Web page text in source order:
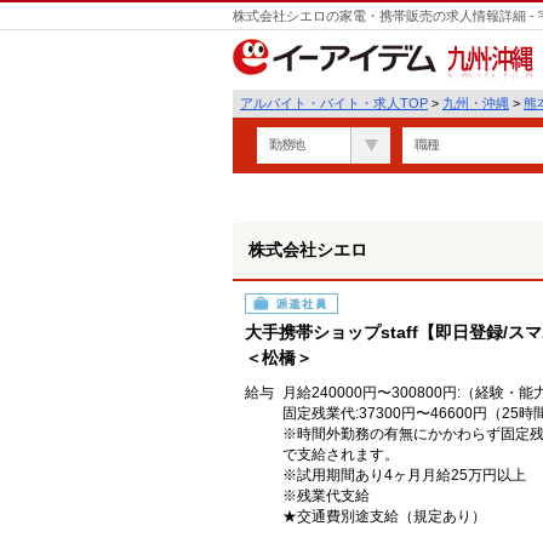
株式会社シエロの家電・携帯販売の求人情報詳細
九州・沖縄
アルバイト・バイト・求人TOP > 九州・沖縄 > 熊
勤務地 職種
株式会社シエロ
派遣社員
大手携帯ショップstaff【即日登録/ス
＜松橋＞
給与
月給240000円〜300800円:（経験・能
固定残業代:37300円〜46600円（25時
※時間外勤務の有無にかかわらず固定
で支給されます。
※試用期間あり4ヶ月月給25万円以上
※残業代支給
★交通費別途支給（規定あり）